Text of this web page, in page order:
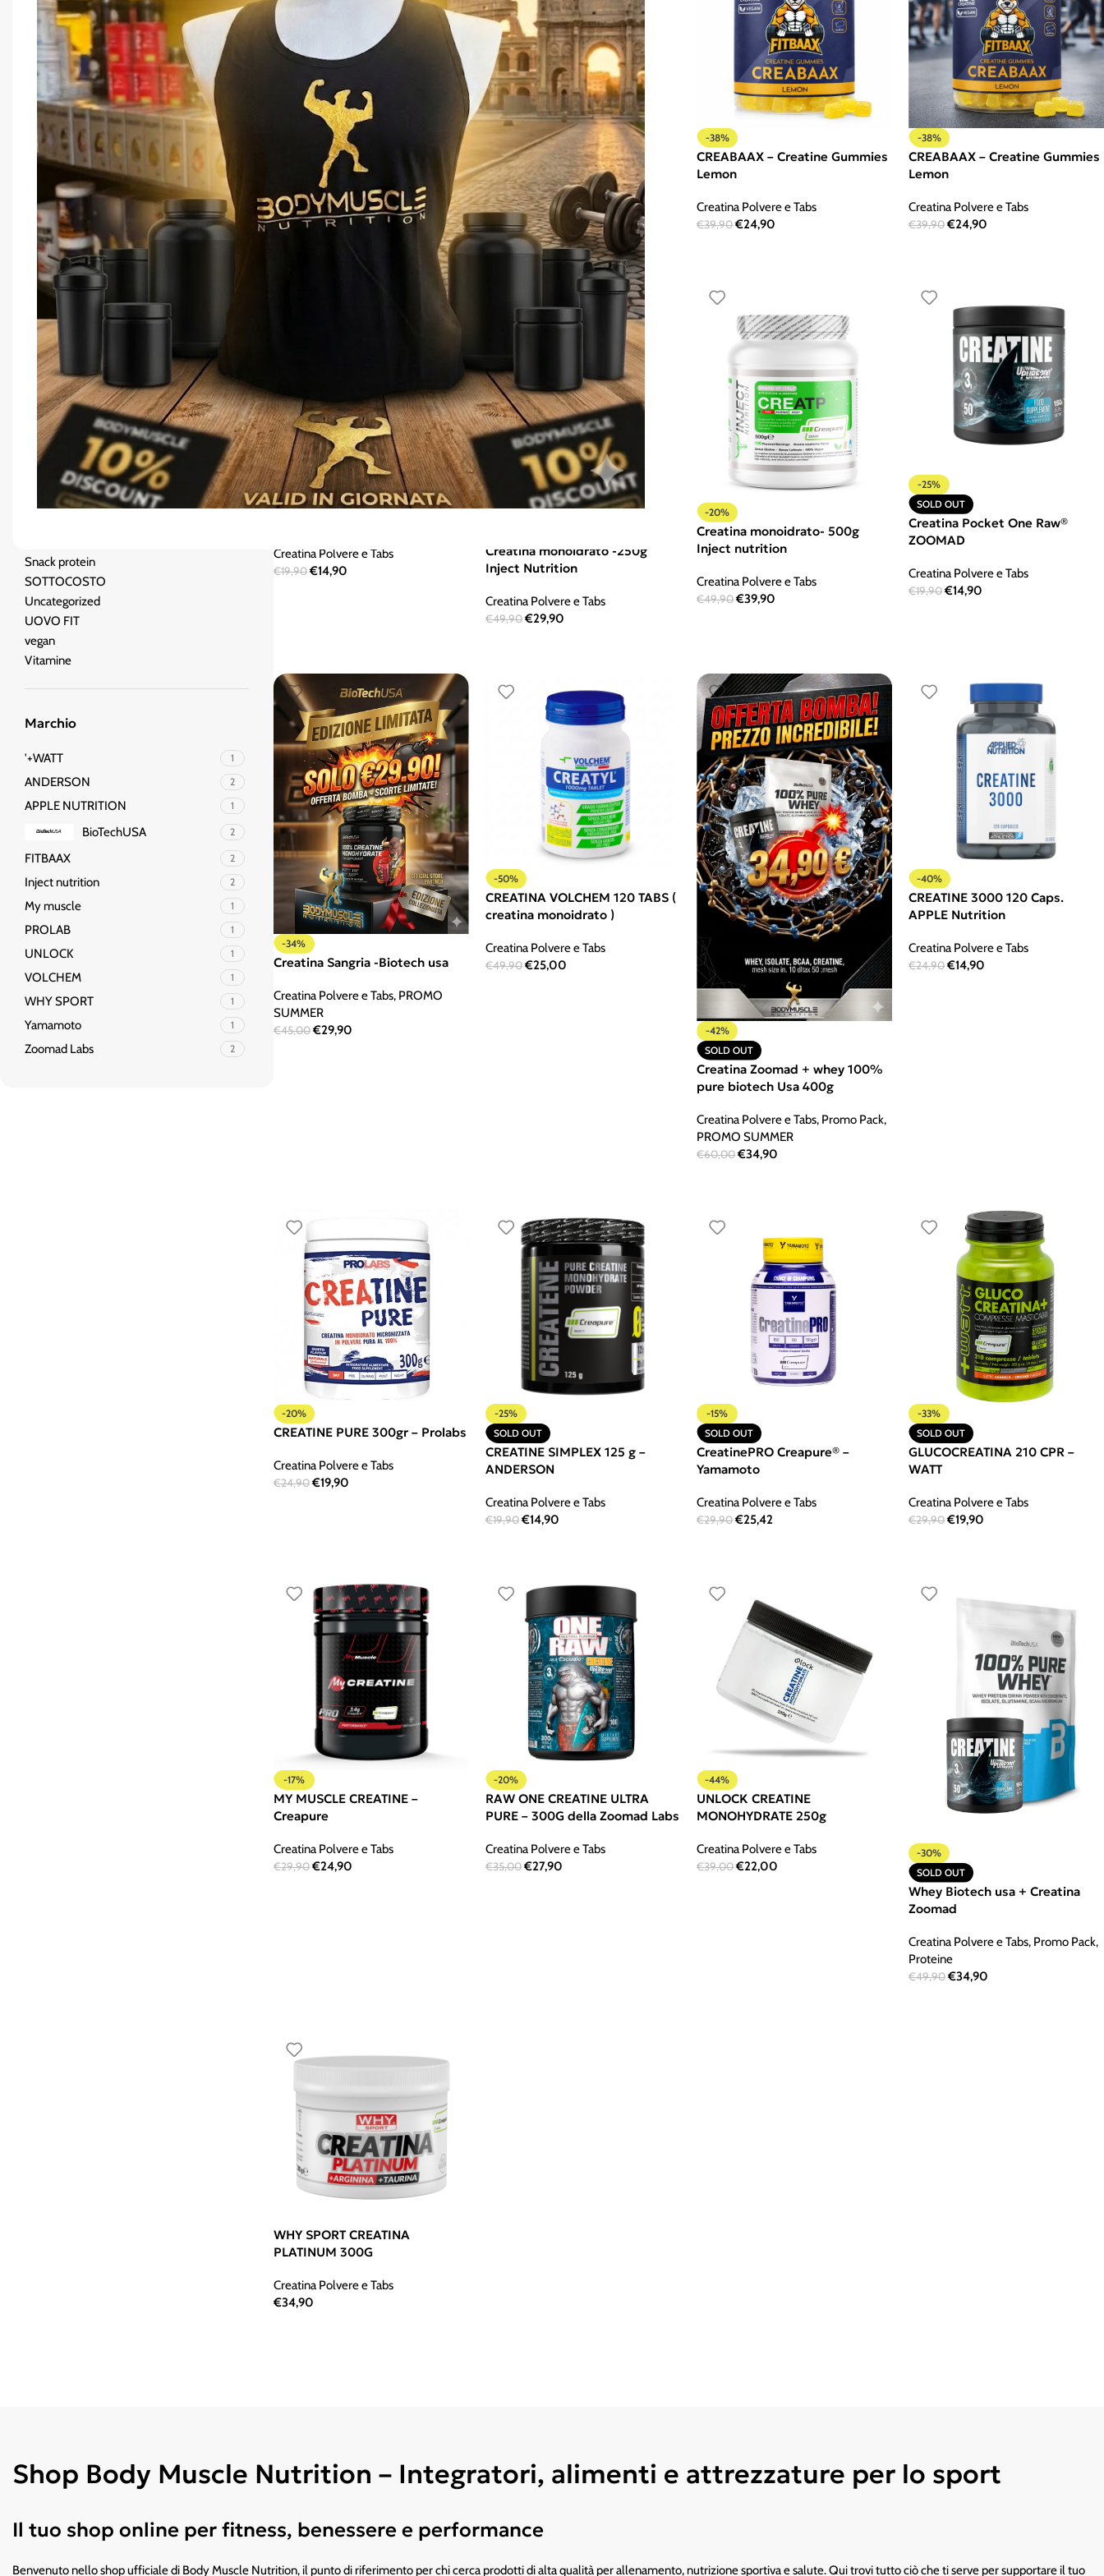
Anderson
Barrette proteiche/energetiche
Bevande energetiche/Proteiche
CARBO-JEL
Collagene
Creatina Polvere e Tabs
Creme proteiche
Drenanti / Termo Genici
Farina d'avena/ Fiocchi d'avena
Farina di avena/ fiocchi di avena/ Crema di
riso
Glutammina
Idea Natale
keto
L-carnitina / Carnitina
MAGNESIO /SUPREMO -CITRATO -
BLICINATO
Maltodestrine/ Ciclodestrine
Mass Gainer
OMEGA 3
PASTA KETO/ PROTEICO
Pre-Post Workout
Promo Pack
PROMO SUMMER
Proteine
Salse zero
Snack protein
SOTTOCOSTO
Uncategorized
UOVO FIT
vegan
Vitamine
Marchio
'+WATT 1
ANDERSON 2
APPLE NUTRITION 1
BioTechUSA 2
FITBAAX 2
Inject nutrition 2
My muscle 1
PROLAB 1
UNLOCK 1
VOLCHEM 1
WHY SPORT 1
Yamamoto 1
Zoomad Labs 2
100% Creatine Monohydrate
BIOTECH USA – 300 g Sangria
Creatina Polvere e Tabs
€39,90€ 29,90
-20%
Anderson Createne 500gr
Creatina Polvere e Tabs
49,90€ 39,90
-38%
CREABAAX – Creatine Gummies
Lemon
Creatina Polvere e Tabs
€39,90 €24,90
-38%
CREABAAX – Creatine Gummies
Lemon
Creatina Polvere e Tabs
€39,90€24,90
-25%
CREATINA MESH 200G WHY
Creatina Polvere e Tabs
€19,90€14,90
-40%
Creatina monoidrato -250g
Inject Nutrition
Creatina Polvere e Tabs
€49,90€29,90
-20%
Creatina monoidrato- 500g
Inject nutrition
Creatina Polvere e Tabs
€49,90 €39,90
-25%
SOLD OUT
Creatina Pocket One Raw®
ZOOMAD
Creatina Polvere e Tabs
€19,90€14,90
-34%
Creatina Sangria -Biotech usa
Creatina Polvere e Tabs, PROMO
SUMMER
€45,00€29,90
-50%
CREATINA VOLCHEM 120 TABS (
creatina monoidrato )
Creatina Polvere e Tabs
€49,90€25,00
-42%
SOLD OUT
Creatina Zoomad + whey 100%
pure biotech Usa 400g
Creatina Polvere e Tabs, Promo Pack,
PROMO SUMMER
€60,00 €34,90
-40%
CREATINE 3000 120 Caps.
APPLE Nutrition
Creatina Polvere e Tabs
€24,90€14,90
-20%
CREATINE PURE 300gr – Prolabs
Creatina Polvere e Tabs
€24,90€19,90
-25%
SOLD OUT
CREATINE SIMPLEX 125 g –
ANDERSON
Creatina Polvere e Tabs
€19,90€14,90
-15%
SOLD OUT
CreatinePRO Creapure® –
Yamamoto
Creatina Polvere e Tabs
€29,90 €25,42
-33%
SOLD OUT
GLUCOCREATINA 210 CPR –
WATT
Creatina Polvere e Tabs
€29,90€19,90
-17%
MY MUSCLE CREATINE –
Creapure
Creatina Polvere e Tabs
€29,90€24,90
-20%
RAW ONE CREATINE ULTRA
PURE – 300G della Zoomad Labs
Creatina Polvere e Tabs
€35,00€27,90
-44%
UNLOCK CREATINE
MONOHYDRATE 250g
Creatina Polvere e Tabs
€39,00 €22,00
-30%
SOLD OUT
Whey Biotech usa + Creatina
Zoomad
Creatina Polvere e Tabs, Promo Pack,
Proteine
€49,90€34,90
WHY SPORT CREATINA
PLATINUM 300G
Creatina Polvere e Tabs
€34,90
Shop Body Muscle Nutrition – Integratori, alimenti e attrezzature per lo sport
Il tuo shop online per fitness, benessere e performance
Benvenuto nello shop ufficiale di Body Muscle Nutrition, il punto di riferimento per chi cerca prodotti di alta qualità per allenamento, nutrizione sportiva e salute. Qui trovi tutto ciò che ti serve per supportare il tuo